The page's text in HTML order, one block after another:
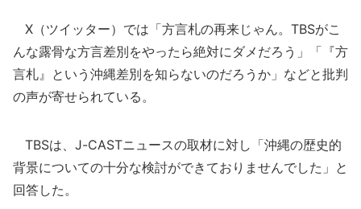
X（ツイッター）では「方言札の再来じゃん。TBSがこ
んな露骨な方言差別をやったら絶対にダメだろう」「『方
言札』という沖縄差別を知らないのだろうか」などと批判
の声が寄せられている。
TBSは、J-CASTニュースの取材に対し「沖縄の歴史的
背景についての十分な検討ができておりませんでした」と
回答した。